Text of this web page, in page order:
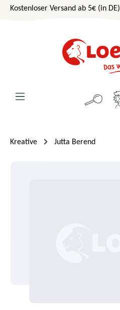
Zum Hauptinhalt springen
Kostenloser Versand ab 5€ (in DE)
Kreative Jutta Berend